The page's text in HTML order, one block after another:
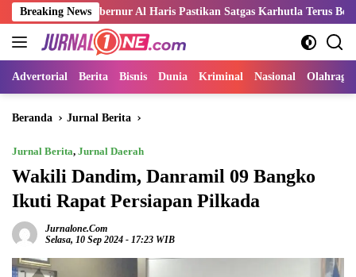
Langsung
ke
konten
Breaking News
Gubernur Al Haris Pastikan Satgas Karhutla Terus Bekerja
Advertorial Berita Bisnis Dunia Kriminal Nasional Olahraga
Beranda Jurnal Berita
Jurnal Berita, Jurnal Daerah
Wakili Dandim, Danramil 09 Bangko
Ikuti Rapat Persiapan Pilkada
Jurnalone.com
Selasa, 10 Sep 2024 - 17:23 WIB